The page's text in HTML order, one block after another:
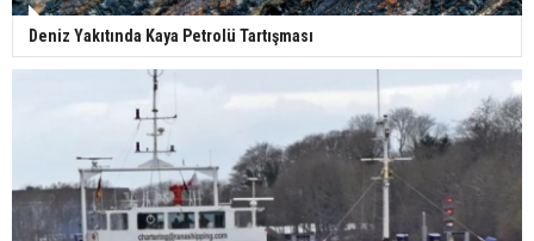
Deniz Yakıtında Kaya Petrolü Tartışması